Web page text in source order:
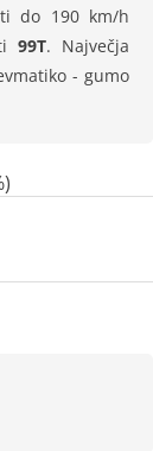
do 190 km/h
99T. Največja
- gumo